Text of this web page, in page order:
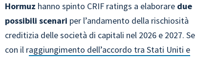
Hormuz hanno spinto CRIF ratings a elaborare due
possibili scenari per l’andamento della rischiosità
creditizia delle società di capitali nel 2026 e 2027. Se
con il raggiungimento dell’accordo tra Stati Uniti e